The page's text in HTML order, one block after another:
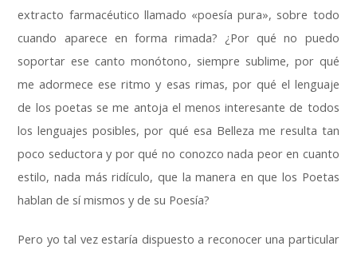
extracto farmacéutico llamado «poesía pura», sobre todo
cuando aparece en forma rimada? ¿Por qué no puedo
soportar ese canto monótono, siempre sublime, por qué
me adormece ese ritmo y esas rimas, por qué el lenguaje
de los poetas se me antoja el menos interesante de todos
los lenguajes posibles,por qué esa Belleza me resulta tan
poco seductora y por qué no conozco nada peor en cuanto
estilo,nada más ridículo, que la manera en que los Poetas
hablan de sí mismos y de su Poesía?
Pero yo tal vez estaría dispuesto a reconocer una particular